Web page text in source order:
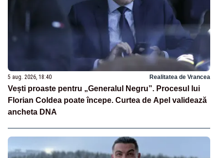
5 aug. 2026, 18:40 Realitatea de Vrancea
Vești proaste pentru „Generalul Negru”. Procesul lui
Florian Coldea poate începe. Curtea de Apel validează
ancheta DNA